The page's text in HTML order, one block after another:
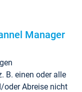
Manager
B. einen oder alle
oder Abreise nicht